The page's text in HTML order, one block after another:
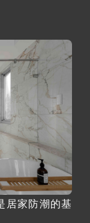
居家防潮的基